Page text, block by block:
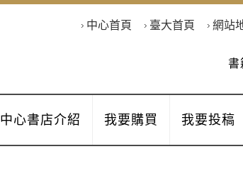
書
中心首頁 臺大首頁 網站
中心書店介紹 我要購買 我要投稿